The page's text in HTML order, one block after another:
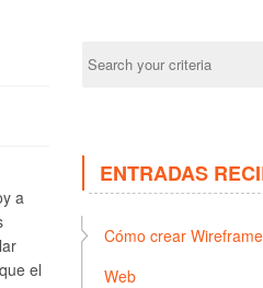
a
el
ENTRADAS
Cómo crear
Web